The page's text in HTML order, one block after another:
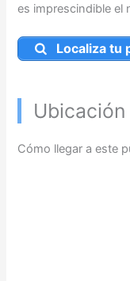
es imprescindible el
Localiza tu
Ubicación
Cómo llegar a este